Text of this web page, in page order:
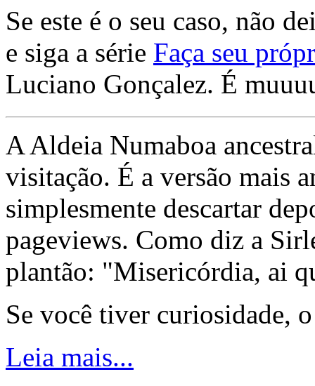
Se este é o seu caso, não
e siga a série Faça seu
Luciano Gonçalez. É
A Aldeia Numaboa
visitação. É a versão mais
simplesmente descartar
pageviews. Como diz a
plantão: "Misericórdia, ai
Se você tiver curiosidade,
Leia mais...